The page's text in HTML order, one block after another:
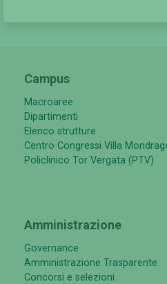
Campus
Macroaree
Dipartimenti
Elenco strutture
Centro Congressi Villa
Policlinico Tor Vergata (PTV)
Amministrazione
Governance
Amministrazione Trasparente
Concorsi e selezioni